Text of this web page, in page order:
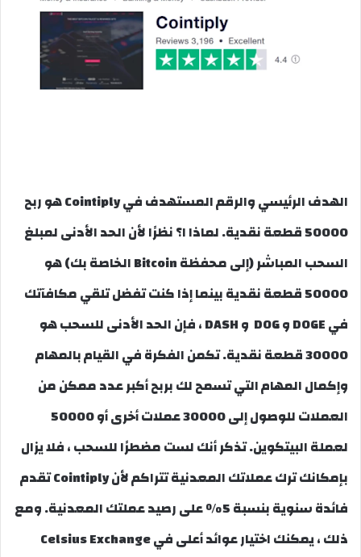
الهدف الرئيسي والرقم المستهدف في Cointiply هو ربح
50000 قطعة نقدية. لماذا ا؟ نظرًا لأن الحد الأدنى لمبلغ
السحب المباشر (إلى محفظة Bitcoin الخاصة بك) هو
50000 قطعة نقدية بينما إذا كنت تفضل تلقي مكافآتك
في DOGE و DOG و DASH ، فإن الحد الأدنى للسحب هو
30000 قطعة نقدية. تكمن الفكرة في القيام بالمهام
وإكمال المهام التي تسمح لك بربح أكبر عدد ممكن من
العملات للوصول إلى 30000 عملات أخرى أو 50000
لعملة البيتكوين. تذكر أنك لست مضطرًا للسحب ، فلا يزال
بإمكانك ترك عملاتك المعدنية تتراكم لأن Cointiply تقدم
فائدة سنوية بنسبة 5٪ على رصيد عملتك المعدنية. ومع
ذلك ، يمكنك اختيار عوائد أعلى في Celsius Exchange